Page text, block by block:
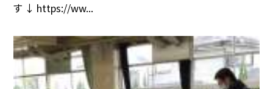
す ↓ https://ww...